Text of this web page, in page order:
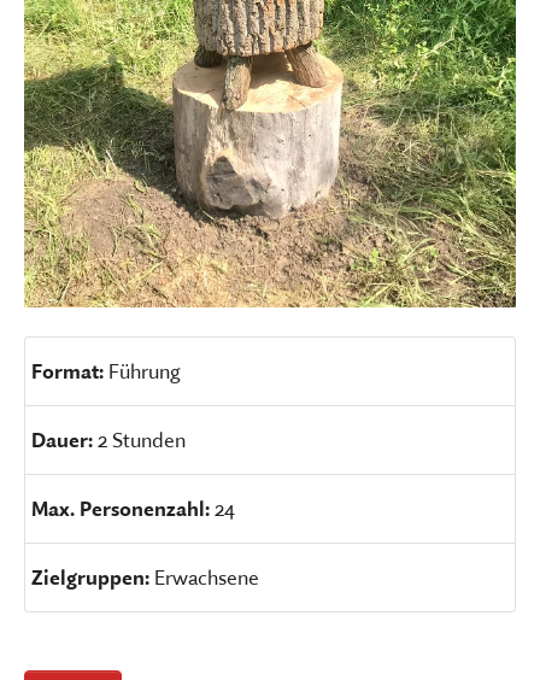
Format: Führung
Dauer: 2 Stunden
Max. Personenzahl: 24
Zielgruppen: Erwachsene